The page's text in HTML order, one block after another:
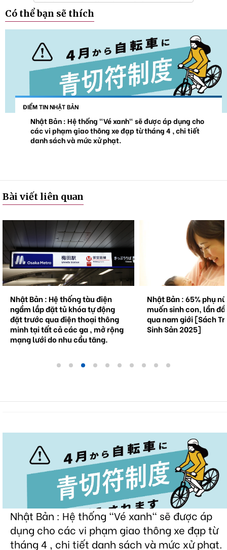
Có thể bạn sẽ thích
ĐIỂM TIN NHẬT BẢN
Nhật Bản : Hệ thống "Vé xanh" sẽ được áp dụng cho
các vi phạm giao thông xe đạp từ tháng 4 , chi tiết
danh sách và mức xử phạt.
Bài viết liên quan
Nhật Bản : Hệ thống tàu điện
ngầm lắp đặt tủ khóa tự động
đặt trước qua điện thoại thông
minh tại tất cả các ga , mở rộng
mạng lưới do nhu cầu tăng.
Nhật Bản : 65% phụ
muốn sinh con, lần
qua nam giới [Sách
Sinh Sản 2025]
Nhật Bản : Hệ thống "Vé xanh" sẽ được áp
dụng cho các vi phạm giao thông xe đạp từ
tháng 4 , chi tiết danh sách và mức xử phạt.